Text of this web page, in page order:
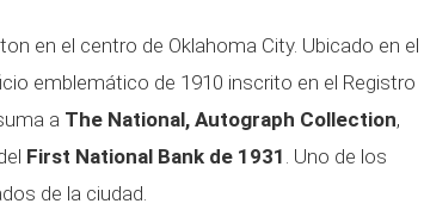
en el centro de Oklahoma City. Ubicado en el
emblemático de 1910 inscrito en el Registro
a The National, Autograph Collection,
First National Bank de 1931 . Uno de los
de la ciudad.